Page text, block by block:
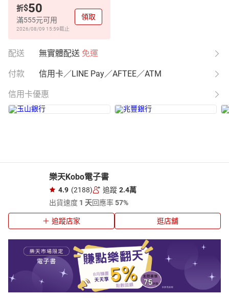
折$50
滿555元可用
2026/08/09 15:59截止
領取
配送 無實體配送 免運
付款 信用卡／LINE Pay／AFTEE／ATM
信用卡優惠
樂天Kobo電子書
4.9 (2188) 追蹤 2.4萬
出貨速度 1 天回應率57%
追蹤店家 逛店舖